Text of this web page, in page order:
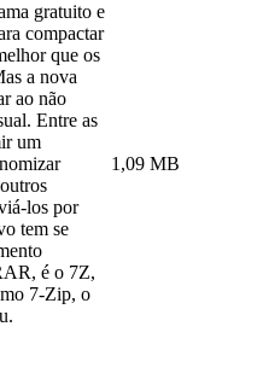
gratuito e
compactar
que os
a nova
ao não
Entre as
um
los por
tem se
é o 7Z,
7-Zip, o
1,09 MB